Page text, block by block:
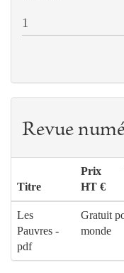
Revue
Titre
Prix
HT €
Les
Pauvres -
pdf
Gratuit
monde